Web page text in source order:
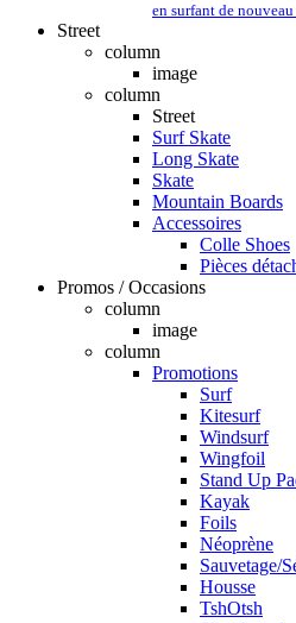
en surfant de
Street
column
image
column
Street
Surf Skate
Long Skate
Skate
Mountain Boards
Accessoires
Colle Shoes
Pièces
Promos / Occasions
column
image
column
Promotions
Surf
Kitesurf
Windsurf
Wingfoil
Stand Up
Kayak
Foils
Néoprène
Sauvetage/
Housse
TshOtsh